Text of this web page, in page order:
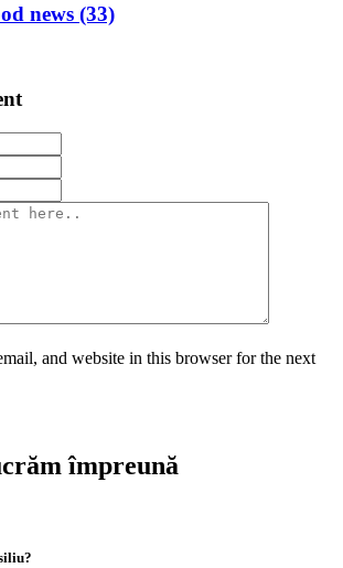
news (33)
and website in this browser for the next
împreună